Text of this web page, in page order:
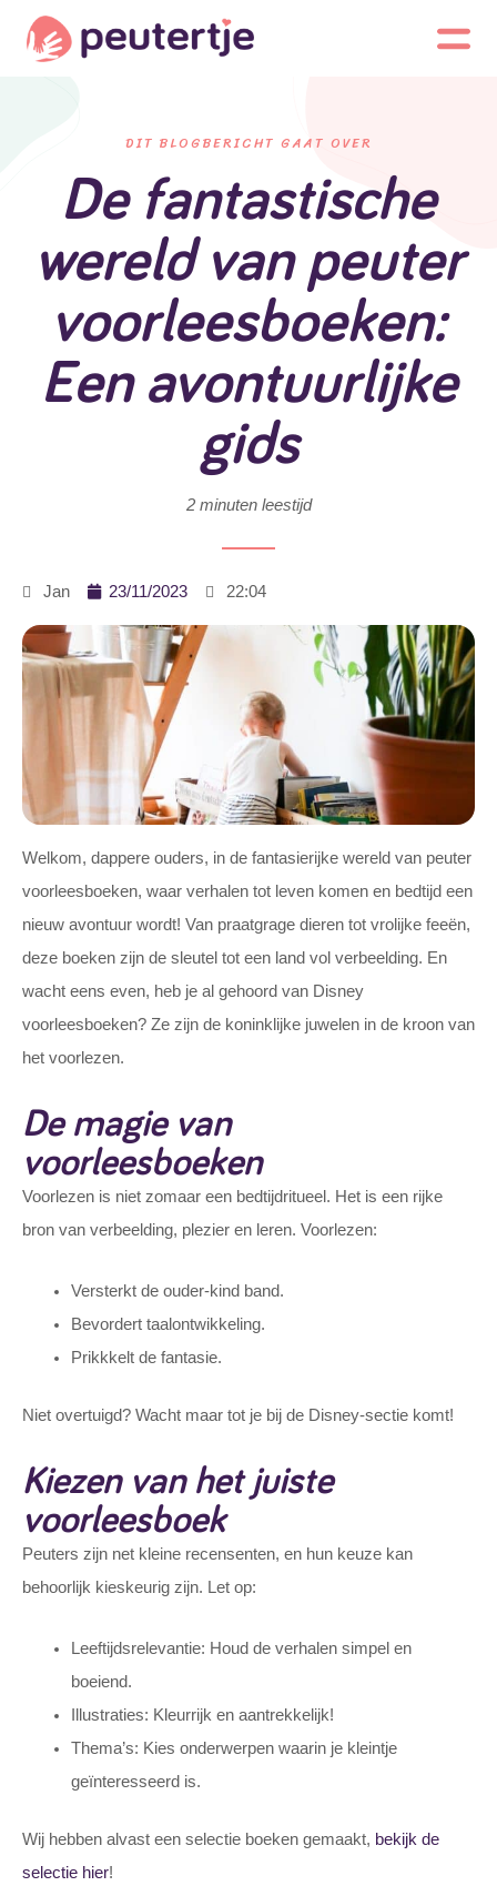
DIT BLOGBERICHT GAAT OVER
De fantastische
wereld van peuter
voorleesboeken:
Een avontuurlijke
gids
2 minuten leestijd
Jan 23/11/2023 22:04
Welkom, dappere ouders, in de fantasierijke wereld van peuter
voorleesboeken, waar verhalen tot leven komen en bedtijd een
nieuw avontuur wordt! Van praatgrage dieren tot vrolijke feeën,
deze boeken zijn de sleutel tot een land vol verbeelding. En
wacht eens even, heb je al gehoord van Disney
voorleesboeken? Ze zijn de koninklijke juwelen in de kroon van
het voorlezen.
De magie van
voorleesboeken
Voorlezen is niet zomaar een bedtijdritueel. Het is een rijke
bron van verbeelding, plezier en leren. Voorlezen:
Versterkt de ouder-kind band.
Bevordert taalontwikkeling.
Prikkkelt de fantasie.
Niet overtuigd? Wacht maar tot je bij de Disney-sectie komt!
Kiezen van het juiste
voorleesboek
Peuters zijn net kleine recensenten, en hun keuze kan
behoorlijk kieskeurig zijn. Let op:
Leeftijdsrelevantie: Houd de verhalen simpel en
boeiend.
Illustraties: Kleurrijk en aantrekkelijk!
Thema’s: Kies onderwerpen waarin je kleintje
geïnteresseerd is.
Wij hebben alvast een selectie boeken gemaakt, bekijk de
selectie hier!